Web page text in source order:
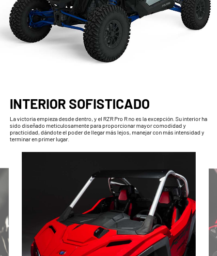
INTERIOR SOFISTICADO
La victoria empieza desde dentro, y el RZR Pro R no es la excepción. Su interior ha
sido diseñado meticulosamente para proporcionar mayor comodidad y
practicidad, dándote el poder de llegar más lejos, manejar con más intensidad y
terminar en primer lugar.